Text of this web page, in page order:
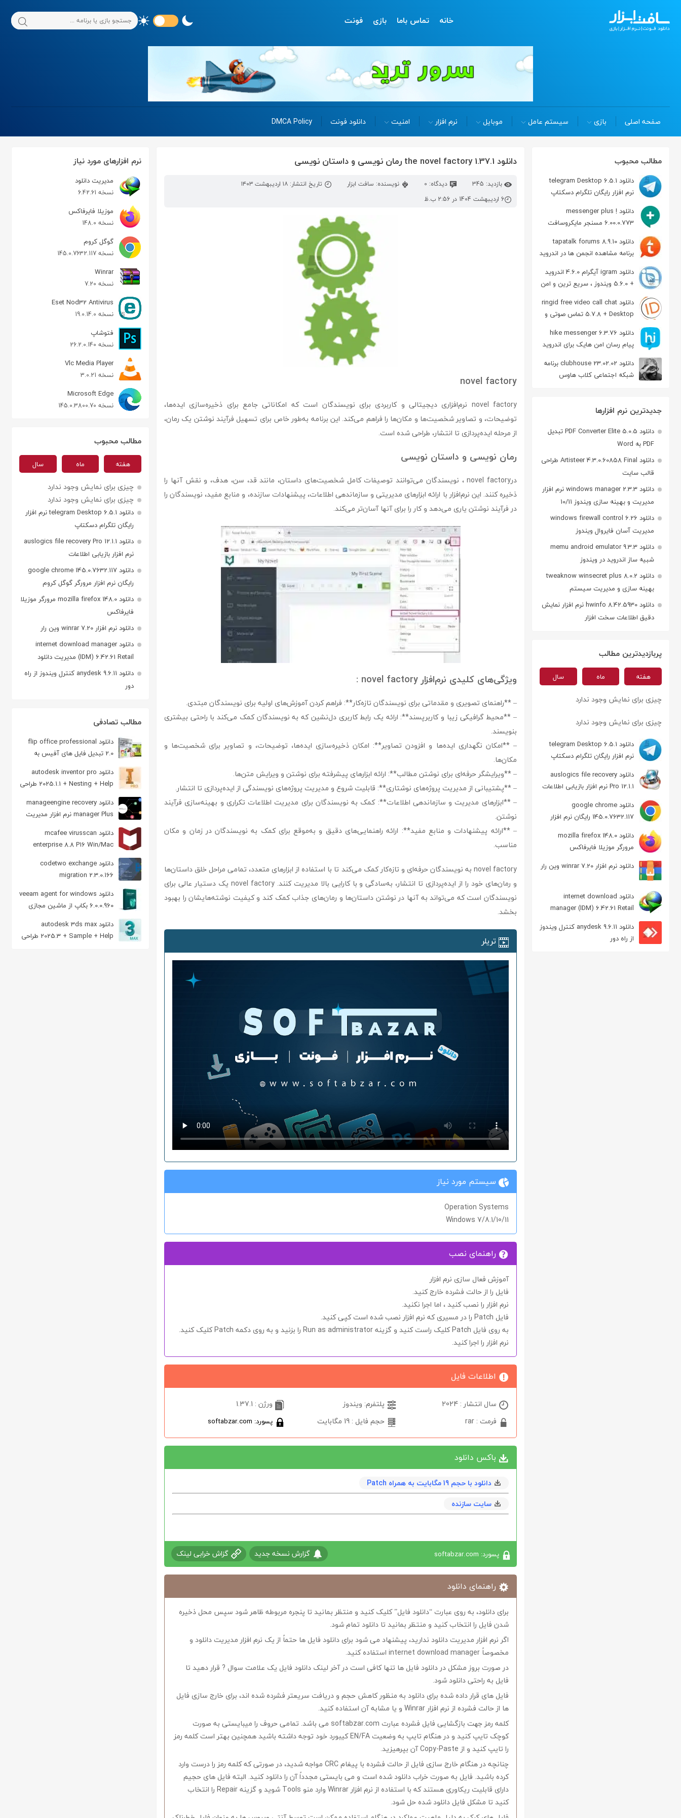
خانه تماس باما بازی فونت
صفحه اصلی بازی سیستم عامل موبایل نرم افزار امنیت دانلود فونت DMCA Policy
مطالب محبوب
دانلود telegram Desktop 6.5.1
نرم افزار رایگان تلگرام دسکتاپ
دانلود messenger plus !
6.00.0.773 مسنجر مایکروسافت
دانلود tapatalk forums 8.9.10
برنامه مشاهده انجمن ها در اندروید
دانلود igram آیگرام 4.6.0 اندروید
+ 5.6.0 ویندوز ، سریع ترین و امن
ترین نسخه تلگرام
دانلود ringid free video call chat
5.7.8 + Desktop تماس صوتی و
تصویری در اندروید
دانلود hike messenger 6.3.76
پیام‌ رسان‌ امن هایک برای اندروید
دانلود clubhouse 23.02.02 برنامه
شبکه اجتماعی کلاب هاوس
جدیدترین نرم افزارها
دانلود PDF Converter Elite 5.0.5 تبدیل
PDF به Word
دانلود Artisteer 4.3.0.60858 Final طراحی
قالب سایت
دانلود windows manager 2.3.3 نرم افزار
مدیریت و بهینه سازی ویندوز 10/11
دانلود windows firewall control 6.26
مدیریت آسان فایروال ویندوز
دانلود memu android emulator 9.3.3
شبیه ساز اندروید در ویندوز
دانلود tweaknow winsecret plus 8.0.2
بهینه سازی و مدیریت سیستم
دانلود hwinfo 8.42.5930 نرم افزار نمایش
دقیق اطلاعات سخت افزار
پربازدیدترین مطالب
هفته ماه سال
چیزی برای نمایش وجود ندارد
چیزی برای نمایش وجود ندارد
دانلود telegram Desktop 6.5.1
نرم افزار رایگان تلگرام دسکتاپ
دانلود auslogics file recovery
Pro 12.1.1 نرم افزار بازیابی اطلاعات
دانلود google chrome
145.0.7632.117 رایگان نرم افزار
مرورگر گوگل کروم
دانلود mozilla firefox 148.0
مرورگر موزیلا فایرفاکس
دانلود نرم افزار winrar 7.20 وین رار
دانلود internet download
manager (IDM) 6.42.61 Retail
مدیریت دانلود
دانلود anydesk 9.6.11 کنترل ویندوز
از راه دور
دانلود the novel factory 1.37.1 رمان نویسی و داستان نویسی
بازدید: 345 دیدگاه: 0 نویسنده: سافت ابزار
تاریخ انتشار: ۱۸ اردیبهشت ۱۴۰۳
6 اردیبهشت 1404 در 2:56 ب.ظ
novel factory
novel factory نرم‌افزاری دیجیتالی و کاربردی برای نویسندگان است که امکاناتی جامع برای ذخیره‌سازی ایده‌ها،
توضیحات، و تصاویر شخصیت‌ها و مکان‌ها را فراهم می‌کند. این برنامه به‌طور خاص برای تسهیل فرآیند نوشتن یک رمان،
از مرحله ایده‌پردازی تا انتشار، طراحی شده است.
رمان نویسی و داستان نویسی
درnovel factory ، نویسندگان می‌توانند توصیفات کامل شخصیت‌های داستان، مانند قد، سن، هدف، و نقش آنها را
ذخیره کنند. این نرم‌افزار با ارائه ابزارهای مدیریتی و سازماندهی اطلاعات، پیشنهادات سازنده، و منابع مفید، نویسندگان را
در فرآیند نوشتن یاری می‌دهد و کار را برای آنها آسان‌تر می‌کند.
ویژگی‌های کلیدی نرم‌افزار novel factory :
– **راهنمای تصویری و مقدماتی برای نویسندگان تازه‌کار**: فراهم کردن آموزش‌های اولیه برای نویسندگان مبتدی.
– **محیط گرافیکی زیبا و کاربرپسند**: ارائه یک رابط کاربری دل‌نشین که به نویسندگان کمک می‌کند با راحتی بیشتری
بنویسند.
– **امکان نگهداری ایده‌ها و افزودن تصاویر**: امکان ذخیره‌سازی ایده‌ها، توضیحات، و تصاویر برای شخصیت‌ها و
مکان‌ها.
– **ویرایشگر حرفه‌ای برای نوشتن مطالب**: ارائه ابزارهای پیشرفته برای نوشتن و ویرایش متن‌ها.
– **پشتیبانی از مدیریت پروژه‌های نوشتاری**: قابلیت شروع و مدیریت پروژه‌های نویسندگی از ایده‌پردازی تا انتشار.
– **ابزارهای مدیریت و سازماندهی اطلاعات**: کمک به نویسندگان برای مدیریت اطلاعات تکراری و بهینه‌سازی فرآیند
نوشتن.
– **ارائه پیشنهادات و منابع مفید**: ارائه راهنمایی‌های دقیق و به‌موقع برای کمک به نویسندگان در زمان و مکان
مناسب.
novel factory به نویسندگان حرفه‌ای و تازه‌کار کمک می‌کند تا با استفاده از ابزارهای متعدد، تمامی مراحل خلق داستان‌ها
و رمان‌های خود را از ایده‌پردازی تا انتشار، به‌سادگی و با کارایی بالا مدیریت کنند. novel factory یک دستیار عالی برای
نویسندگان است که می‌تواند به آنها در نوشتن داستان‌ها و رمان‌های جذاب کمک کند و کیفیت نوشته‌هایشان را بهبود
بخشد.
تریلر
سیستم مورد نیاز
Operation Systems
Windows 7/8.1/10/11
راهنمای نصب
آموزش فعال سازی نرم افزار
فایل را از حالت فشرده خارج کنید.
نرم افزار را نصب کنید ، اما اجرا نکنید.
فایل Patch را در مسیری که نرم افزار نصب شده است کپی کنید.
به روی فایل Patchکلیک راست کنید و گزینهRun as administrator را بزنید و به روی دکمه Patchکلیک کنید.
نرم افزار را اجرا کنید.
اطلاعات فایل
سال انتشار : 2024 پلتفرم: ویندوز
ورژن : 1.37.1
فرمت : rar
حجم فایل : 19 مگابایت پسورد: softabzar.com
باکس دانلود
دانلود با حجم 19 مگابايت به همراه Patch
سایت سازنده
پسورد: softabzar.com گزارش نسخه جدید گزاش خرابی لینک
راهنمای دانلود
برای دانلود، به روی عبارت “دانلود فایل” کلیک کنید و منتظر بمانید تا پنجره مربوطه ظاهر شود سپس محل ذخیره
شدن فایل را انتخاب کنید و منتظر بمانید تا دانلود تمام شود.
اگر نرم افزار مدیریت دانلود ندارید، پیشنهاد می شود برای دانلود فایل ها حتماً از یک نرم افزار مدیریت دانلود و
مخصوصاً internet download manager استفاده کنید.
در صورت بروز مشکل در دانلود فایل ها تنها کافی است در آخر لینک دانلود فایل یک علامت سوال ? قرار دهید تا
فایل به راحتی دانلود شود.
فایل های قرار داده شده برای دانلود به منظور کاهش حجم و دریافت سریعتر فشرده شده اند، برای خارج سازی فایل
ها از حالت فشرده از نرم افزار Winrar و یا مشابه آن استفاده کنید.
کلمه رمز جهت بازگشایی فایل فشرده عبارت softabzar.com می باشد. تمامی حروف را میبایستی به صورت
کوچک تایپ کنید و در هنگام تایپ به وضعیت EN/FA کیبورد خود توجه داشته باشید همچنین بهتر است کلمه رمز
را تایپ کنید و از Copy-Paste آن بپرهیزید.
چنانچه در هنگام خارج سازی فایل از حالت فشرده با پیغام CRC مواجه شدید، در صورتی که کلمه رمز را درست وارد
کرده باشید. فایل به صورت خراب دانلود شده است و می بایستی مجدداً آن را دانلود کنید. البته فایل های حجیم
دارای قابلیت ریکاوری هستند که با استفاده از نرم افزار Winrar وارد منو Tools شوید و گزینه Repair را انتخاب
کنید تا مشکل فایل دانلود شده حل شود.
نرم افزارهای مورد نیاز
مدیریت دانلود
نسخه 6.42.61
موزیلا فایرفاکس
نسخه 148.0
گوگل کروم
نسخه 145.0.7632.117
Winrar
نسخه 7.20
Eset Nod32 Antivirus
نسخه 19.0.14.0
فتوشاپ
نسخه 26.2.0.140
Vlc Media Player
نسخه 3.0.21
Microsoft Edge
نسخه 145.0.3800.70
مطالب محبوب
هفته ماه سال
چیزی برای نمایش وجود ندارد
چیزی برای نمایش وجود ندارد
دانلود telegram Desktop 6.5.1 نرم افزار
رایگان تلگرام دسکتاپ
دانلود auslogics file recovery Pro 12.1.1
نرم افزار بازیابی اطلاعات
دانلود google chrome 145.0.7632.117
رایگان نرم افزار مرورگر گوگل کروم
دانلود mozilla firefox 148.0 مرورگر موزیلا
فایرفاکس
دانلود نرم افزار winrar 7.20 وین رار
دانلود internet download manager
(IDM) 6.42.61 Retail مدیریت دانلود
دانلود anydesk 9.6.11 کنترل ویندوز از راه
دور
مطالب تصادفی
دانلود flip office professional
2.0 تبدیل فایل های آفیس به
مجلات مالتی مدیا
دانلود autodesk inventor pro
2025.1.1 + Nesting + Help طراحی
و مدلسازی
دانلود manageengine recovery
manager Plus نرم افزار مدیریت
خودکار پچ های ویندوز
دانلود mcafee virusscan
enterprise 8.8 P16 Win/Mac
آنتی ویروس مکافی
دانلود codetwo exchange
migration 2.3.0.166
دانلود veeam agent for windows
6.0.0.960 بکاپ از ماشین مجازی
دانلود autodesk 3ds max
2025.3 + Sample + Help طراحی